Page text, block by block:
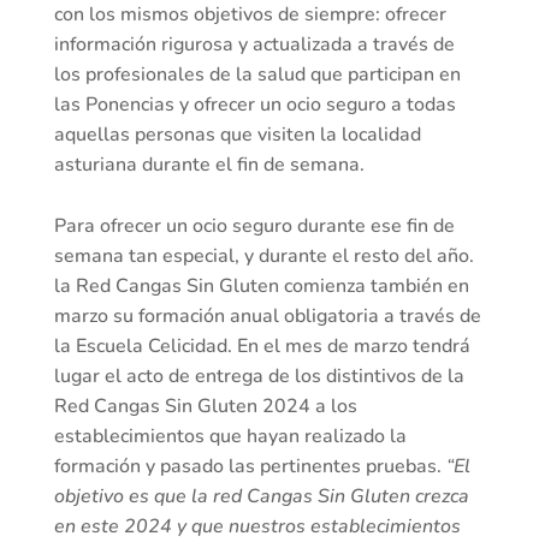
con los mismos objetivos de siempre: ofrecer
información rigurosa y actualizada a través de
los profesionales de la salud que participan en
las Ponencias y ofrecer un ocio seguro a todas
aquellas personas que visiten la localidad
asturiana durante el fin de semana.
Para ofrecer un ocio seguro durante ese fin de
semana tan especial, y durante el resto del año.
la Red Cangas Sin Gluten comienza también en
marzo su formación anual obligatoria a través de
la Escuela Celicidad. En el mes de marzo tendrá
lugar el acto de entrega de los distintivos de la
Red Cangas Sin Gluten 2024 a los
establecimientos que hayan realizado la
formación y pasado las pertinentes pruebas. “El
objetivo es que la red Cangas Sin Gluten crezca
en este 2024 y que nuestros establecimientos